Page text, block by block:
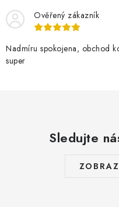
Ověřený zákazník
Nadmíru spokojena, obchod
super
Sledujte